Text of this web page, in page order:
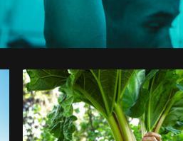
Foto da Shopify Photos doBurst